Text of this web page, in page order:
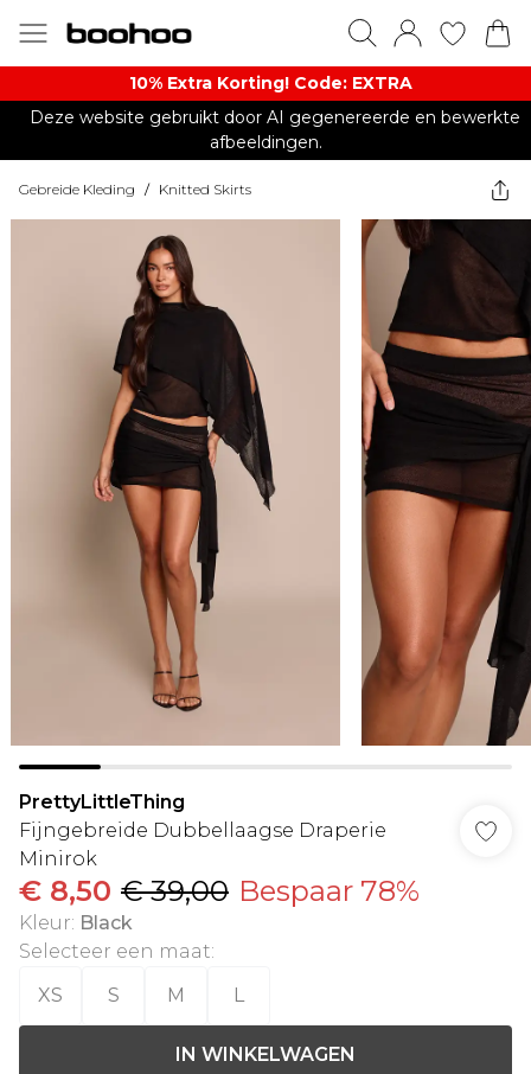
10% Extra Korting! Code: EXTRA​
Deze website gebruikt door AI gegenereerde en bewerkte
afbeeldingen.
Gebreide Kleding / Knitted Skirts
PrettyLittleThing
Fijngebreide Dubbellaagse Draperie
Minirok
€ 8,50 € 39,00 Bespaar 78%
Kleur: Black
Selecteer een maat:
XS
S M L
IN WINKELWAGEN